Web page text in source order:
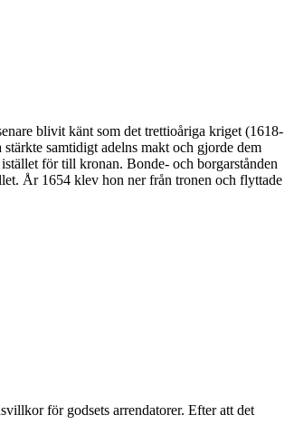
blivit känt som det trettioåriga kriget (1618-
samtidigt adelns makt och gjorde dem
för till kronan. Bonde- och borgarstånden
År 1654 klev hon ner från tronen och flyttade
för godsets arrendatorer. Efter att det